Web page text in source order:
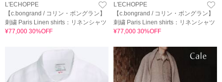
L'ECHOPPE
【c.bongrand / コリン・ボングラン】
刺繍 Paris Linen shirts：リネンシャツ
¥77,000 30%OFF
L'ECHOPPE
【c.bongrand / コリン・ボングラン】
刺繍 Paris Linen shirts：リネンシャツ
¥77,000 30%OFF